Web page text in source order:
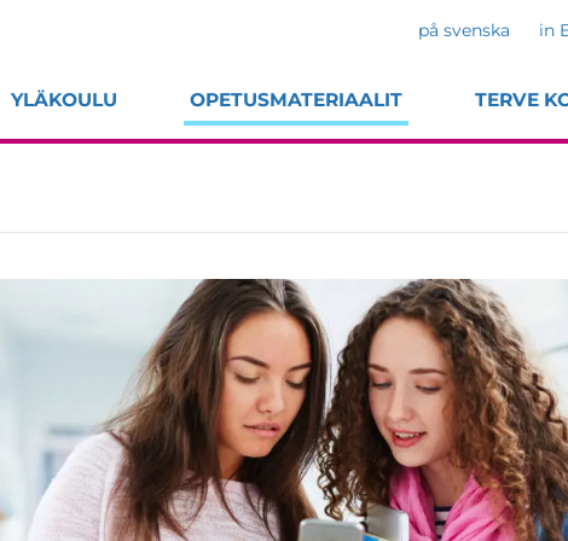
på svenska in
YLÄKOULU OPETUSMATERIAALIT TERVE